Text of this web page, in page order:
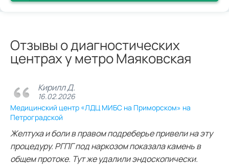
Отзывы о диагностических
центрах у метро Маяковская
Кирилл Д.
16.02.2026
Медицинский центр «ЛДЦ МИБС на Приморском» на
Петроградской
Желтуха и боли в правом подреберье привели на эту
процедуру. РГПГ под наркозом показала камень в
общем протоке. Тут же удалили эндоскопически.